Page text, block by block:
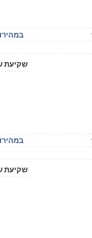
שקיעת
שקיעת